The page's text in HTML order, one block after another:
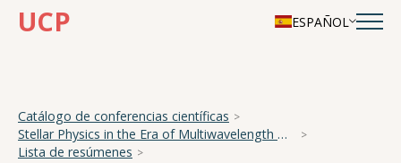
UCP ESPAÑOL
Catálogo de conferencias científicas
Stellar Physics in the Era of Multiwavelength Observations
Lista de resúmenes